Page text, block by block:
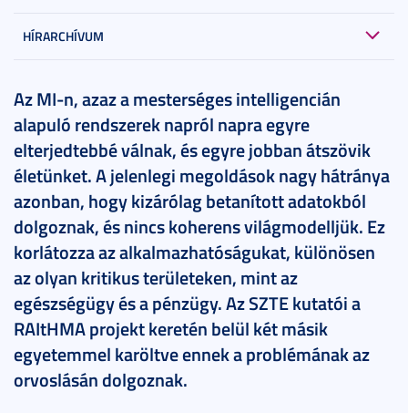
HÍRARCHÍVUM
Az MI-n, azaz a mesterséges intelligencián
alapuló rendszerek napról napra egyre
elterjedtebbé válnak, és egyre jobban átszövik
életünket. A jelenlegi megoldások nagy hátránya
azonban, hogy kizárólag betanított adatokból
dolgoznak, és nincs koherens világmodelljük. Ez
korlátozza az alkalmazhatóságukat, különösen
az olyan kritikus területeken, mint az
egészségügy és a pénzügy. Az SZTE kutatói a
RAItHMA projekt keretén belül két másik
egyetemmel karöltve ennek a problémának az
orvoslásán dolgoznak.